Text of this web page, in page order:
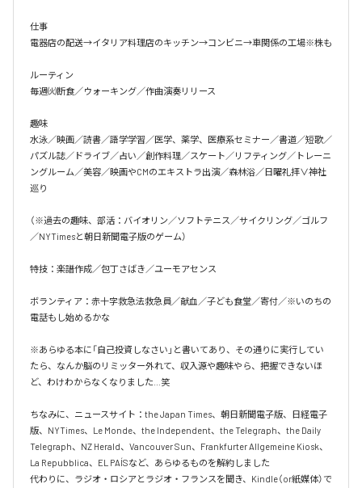
仕事
電器店の配送→イタリア料理店のキッチン→コンビニ→車関係の工場※株も
ルーティン
毎週㈫断食／ウォーキング／作曲演奏リリース
趣味
水泳／映画／読書／語学学習／医学、薬学、医療系セミナー／書道／短歌／
パズル誌／ドライブ／占い／創作料理／スケート／リフティング／トレーニ
ングルーム／美容／映画やCMのエキストラ出演／森林浴／日曜礼拝∨神社
巡り
（※過去の趣味、部活：バイオリン／ソフトテニス／サイクリング／ゴルフ
／NYTimesと朝日新聞電子版のゲーム）
特技：楽譜作成／包丁さばき／ユーモアセンス
ボランティア：赤十字救急法救急員／献血／子ども食堂／寄付／※いのちの
電話もし始めるかな
※あらゆる本に「自己投資しなさい」と書いてあり、その通りに実行してい
たら、なんか脳のリミッター外れて、収入源や趣味やら、把握できないほ
ど、わけわからなくなりました…笑
ちなみに、ニュースサイト：the Japan Times、朝日新聞電子版、日経電子
版、NYTimes、Le Monde、the Independent、the Telegraph、the Daily
Telegraph、NZ Herald、Vancouver Sun、Frankfurter Allgemeine Kiosk、
La Repubblica、EL PAÍSなど、あらゆるものを解約しました
代わりに、ラジオ・ロシアとラジオ・フランスを聞き、Kindle（or紙媒体）で